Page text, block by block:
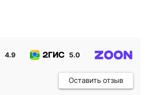
4.9 5.0
Оставить отзыв